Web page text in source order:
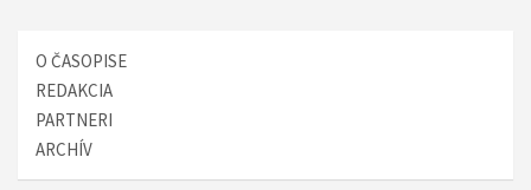
O ČASOPISE
REDAKCIA
PARTNERI
ARCHÍV